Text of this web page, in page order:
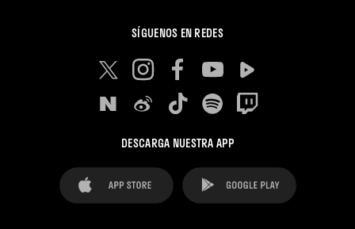
SÍGUENOS EN REDES
DESCARGA NUESTRA APP